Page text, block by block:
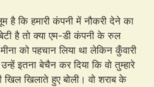
है कि हमारी कंपनी में नौकरी देने का
है तो क्या एम-डी कंपनी के रुल
को पहचान लिया था लेकिन कुँवारी
इतना बेचैन कर दिया कि वो तुम्हारे
खिल खिलाते हुए बोली। वो शराब के